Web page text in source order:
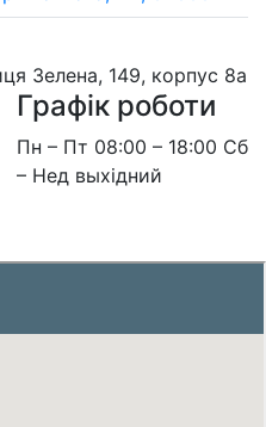
Зелена, 149, корпус 8а
Графік роботи
Пн – Пт 08:00 – 18:00 Сб
– Нед выхідний